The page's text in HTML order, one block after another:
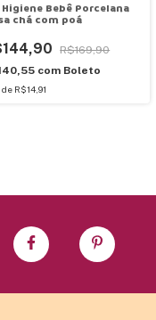
Bebê Porcelana
chá com poá
R$169,90
com Boleto
de R$14,91